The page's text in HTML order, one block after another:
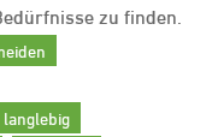
zu finden.
langlebig